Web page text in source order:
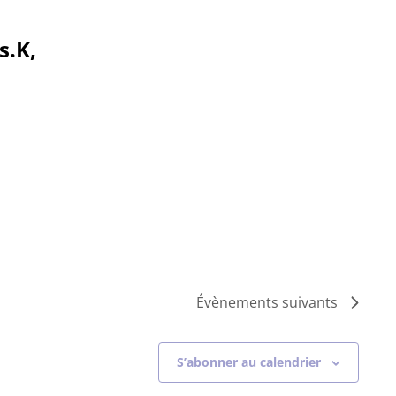
Évènements suivants
S’abonner au calendrier